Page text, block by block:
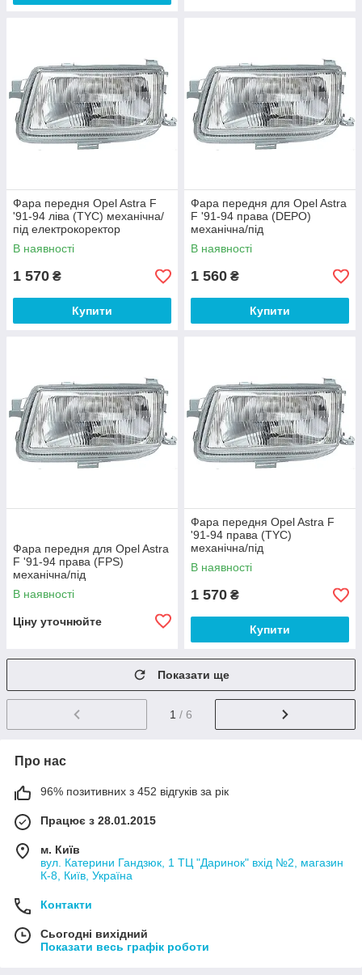
Фара передня Opel Astra F
'91-94 ліва (TYC) механічна/
під електрокоректор
В наявності
1 570 ₴
Купити
Фара передня для Opel Astra
F '91-94 права (DEPO)
механічна/під
електрокоректор
В наявності
1 560 ₴
Купити
Фара передня для Opel Astra
F '91-94 права (FPS)
механічна/під
електрокоректор
В наявності
Ціну уточнюйте
Фара передня Opel Astra F
'91-94 права (TYC)
механічна/під
електрокоректор
В наявності
1 570 ₴
Купити
Показати ще
1 / 6
Про нас
96% позитивних з 452 відгуків за рік
Працює з 28.01.2015
м. Київ
вул. Катерини Гандзюк, 1 ТЦ "Даринок" вхід №2, магазин
К-8, Київ, Україна
Контакти
Сьогодні вихідний
Показати весь графік роботи